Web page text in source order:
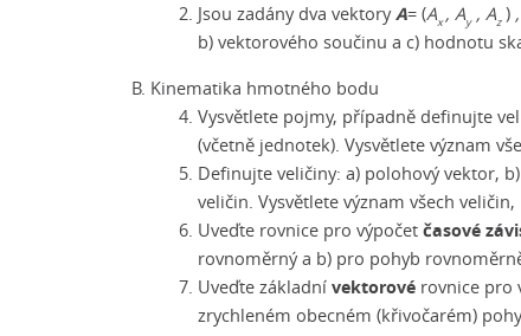
Jsou zadány dva vektoryA= (Ax, Ay , Az ) ,
b) vektorového součinu a c) hodnotu
Kinematika hmotného bodu
Vysvětlete pojmy, případně definujte
(včetně jednotek). Vysvětlete význam
Definujte veličiny: a) polohový vektor,
veličin. Vysvětlete význam všech
Uveďte rovnice pro výpočet časové
rovnoměrný a b) pro pohyb
Uveďte základní vektorové rovnice pro
zrychleném obecném (křivočarém)